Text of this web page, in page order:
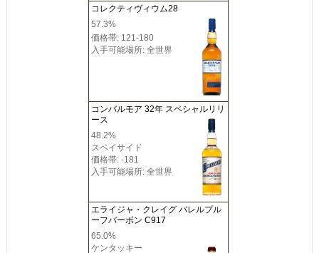
コレクティヴィウム28
57.3%
価格帯: 121-180
入手可能場所: 全世界
コンバルモア 32年 スペシャルリリ
ース
48.2%
スペイサイド
価格帯: -181
入手可能場所: 全世界
エライジャ・クレイグ バレルプル
ーフバーボン C917
65.0%
ケンタッキー